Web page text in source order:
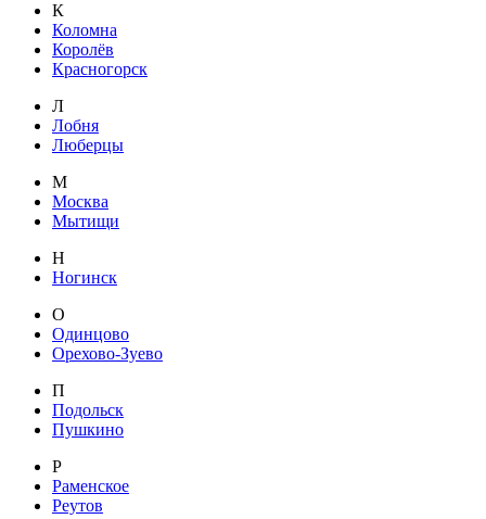
К
Коломна
Королёв
Красногорск
Л
Лобня
Люберцы
М
Москва
Мытищи
Н
Ногинск
О
Одинцово
Орехово-Зуево
П
Подольск
Пушкино
Р
Раменское
Реутов